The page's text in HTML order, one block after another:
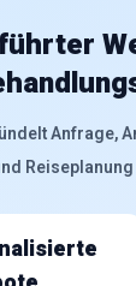
Anfrage,